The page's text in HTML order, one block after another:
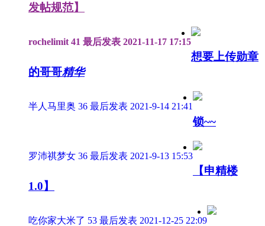
发帖规范】
rochelimit 41 最后发表 2021-11-17 17:15
想要上传勋章
的哥哥精华
半人马里奥 36 最后发表 2021-9-14 21:41
锁~~
罗沛祺梦女 36 最后发表 2021-9-13 15:53
【申精楼
1.0】
吃你家大米了 53 最后发表 2021-12-25 22:09